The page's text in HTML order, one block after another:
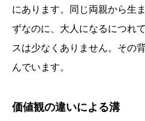
にあります。同じ両親から生
ずなのに、大人になるにつれ
スは少なくありません。その
んでいます。
価値観の違いによる溝